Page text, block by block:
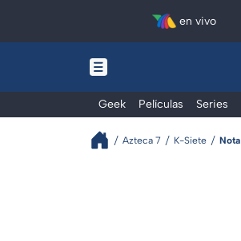
en vivo
Geek Películas Series
Azteca 7 K-Siete Nota